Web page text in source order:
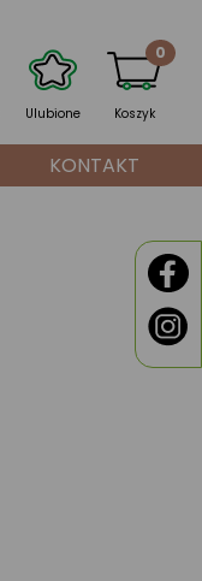
Ulubione Koszyk
0
KONTAKT